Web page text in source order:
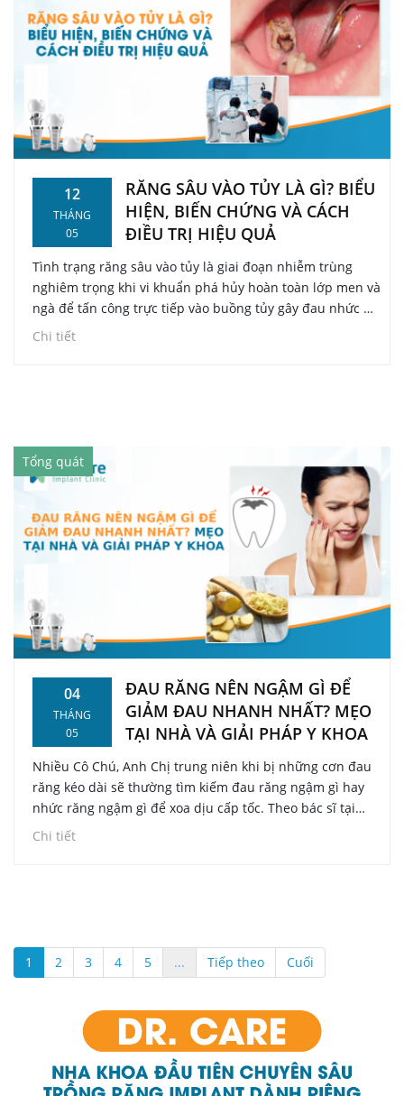
12
THÁNG
05
RĂNG SÂU VÀO TỦY LÀ GÌ? BIỂU
HIỆN, BIẾN CHỨNG VÀ CÁCH
ĐIỀU TRỊ HIỆU QUẢ
Tình trạng răng sâu vào tủy là giai đoạn nhiễm trùng
nghiêm trọng khi vi khuẩn phá hủy hoàn toàn lớp men và
ngà để tấn công trực tiếp vào buồng tủy gây đau nhức dữ
dội. Theo các bác sĩ tại Dr. Care Implant Clinic, nếu không
Chi tiết
Tổng quát
04
THÁNG
05
ĐAU RĂNG NÊN NGẬM GÌ ĐỂ
GIẢM ĐAU NHANH NHẤT? MẸO
TẠI NHÀ VÀ GIẢI PHÁP Y KHOA
Nhiều Cô Chú, Anh Chị trung niên khi bị những cơn đau
răng kéo dài sẽ thường tìm kiếm đau răng ngậm gì hay
nhức răng ngậm gì để xoa dịu cấp tốc. Theo bác sĩ tại
Nha khoa Dr. Care, khi bị đau nhức lâu ngày, Cô Chú có
Chi tiết
1 2 3 4 5 ... Tiếp theo Cuối